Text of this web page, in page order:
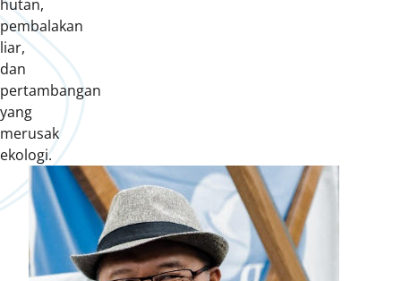
hutan,
pembalakan
liar,
dan
pertambangan
yang
merusak
ekologi.